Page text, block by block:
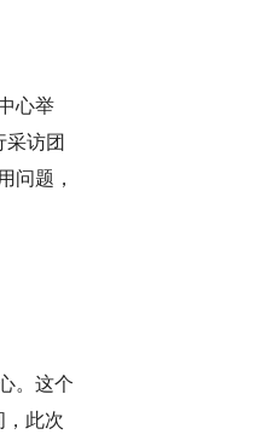
心举
采访团
问题，
。这个
，此次